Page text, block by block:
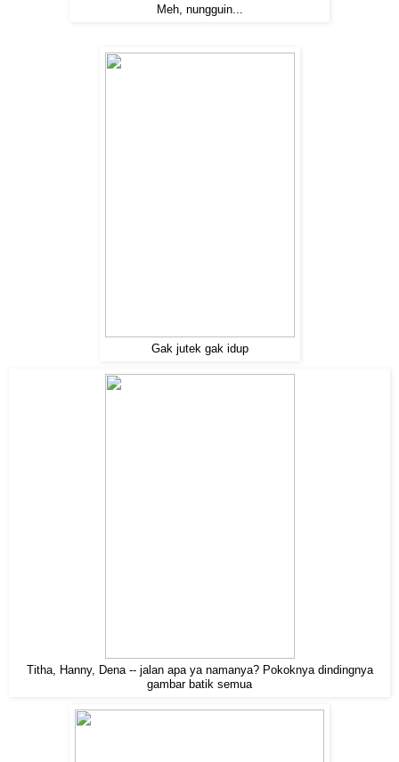
Meh, nungguin...
Gak jutek gak idup
Titha, Hanny, Dena -- jalan apa ya namanya? Pokoknya dindingnya
gambar batik semua